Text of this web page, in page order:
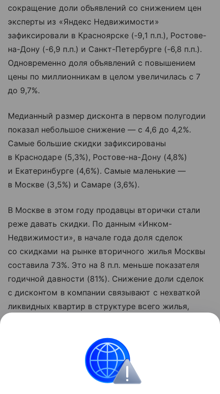
сокращение доли объявлений со снижением цен
эксперты из «Яндекс Недвижимости»
зафиксировали в Красноярске (-9,1 п.п.), Ростове-
на-Дону (-6,9 п.п.) и Санкт-Петербурге (-6,8 п.п.).
Одновременно доля объявлений с повышением
цены по миллионникам в целом увеличилась с 7
до 9,7%.
Медианный размер дисконта в первом полугодии
показал небольшое снижение — с 4,6 до 4,2%.
Самые большие скидки зафиксированы
в Краснодаре (5,3%), Ростове-на-Дону (4,8%)
и Екатеринбурге (4,6%). Самые маленькие —
в Москве (3,5%) и Самаре (3,6%).
В Москве в этом году продавцы вторички стали
реже давать скидки. По данным «Инком-
Недвижимости», в начале года доля сделок
со скидками на рынке вторичного жилья Москвы
составила 73%. Это на 8 п.п. меньше показателя
годичной давности (81%). Снижение доли сделок
с дисконтом в компании связывают с нехваткой
ликвидных квартир в структуре всего жилья,
идти на условия собственников.
Городская недвижимость